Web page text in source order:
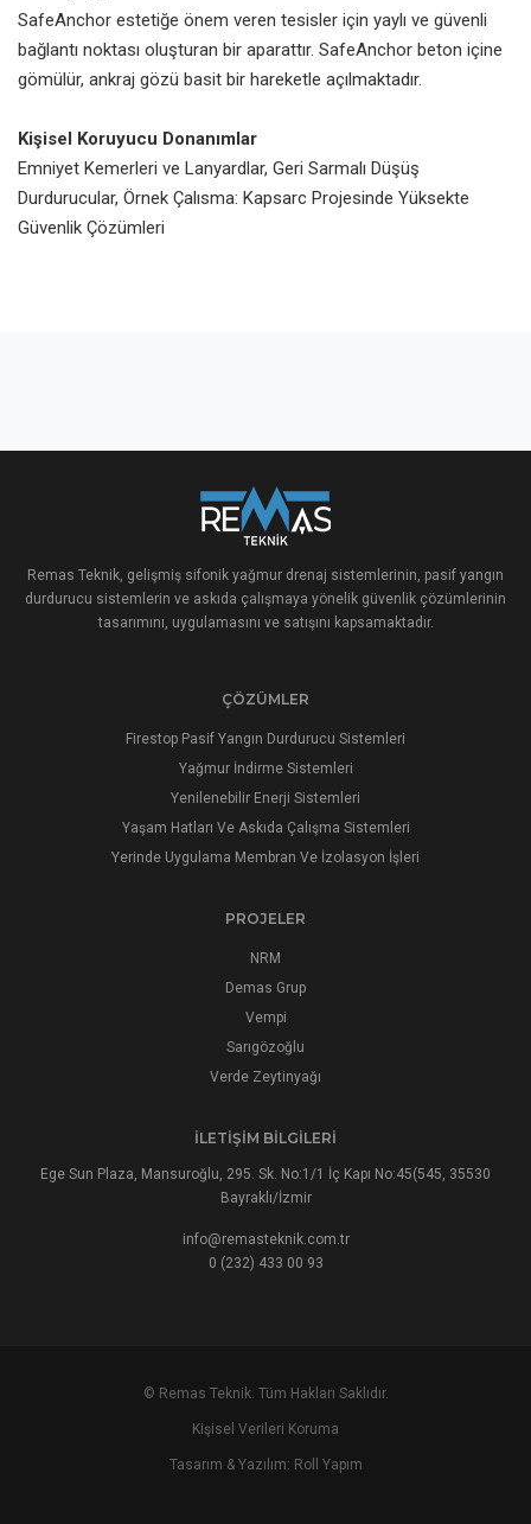
SafeAnchor estetiğe önem veren tesisler için yaylı ve güvenli
bağlantı noktası oluşturan bir aparattır. SafeAnchor beton içine
gömülür, ankraj gözü basit bir hareketle açılmaktadır.
Kişisel Koruyucu Donanımlar
Emniyet Kemerleri ve Lanyardlar, Geri Sarmalı Düşüş
Durdurucular, Örnek Çalısma: Kapsarc Projesinde Yüksekte
Güvenlik Çözümleri
Remas Teknik, gelişmiş sifonik yağmur drenaj sistemlerinin, pasif yangın
durdurucu sistemlerin ve askıda çalışmaya yönelik güvenlik çözümlerinin
tasarımını, uygulamasını ve satışını kapsamaktadır.
ÇÖZÜMLER
Firestop Pasif Yangın Durdurucu Sistemleri
Yağmur İndirme Sistemleri
Yenilenebilir Enerji Sistemleri
Yaşam Hatları Ve Askıda Çalışma Sistemleri
Yerinde Uygulama Membran Ve İzolasyon İşleri
PROJELER
NRM
Demas Grup
Vempi
Sarıgözoğlu
Verde Zeytinyağı
İLETIŞIM BILGILERI
Ege Sun Plaza, Mansuroğlu, 295. Sk. No:1/1 İç Kapı No:45(545, 35530
Bayraklı/İzmir
info@remasteknik.com.tr
0 (232) 433 00 93
© Remas Teknik. Tüm Hakları Saklıdır.
Kişisel Verileri Koruma
Tasarım & Yazılım: Roll Yapım